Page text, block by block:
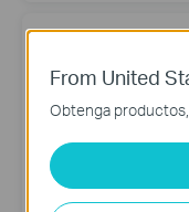
From United
Obtenga